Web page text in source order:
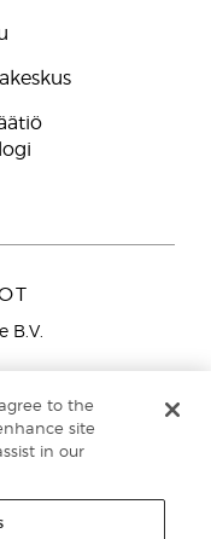
B.V.
Suomesta
to the
site
in our